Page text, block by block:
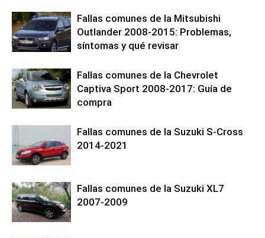
Fallas comunes de la Mitsubishi
Outlander 2008-2015: Problemas,
síntomas y qué revisar
Fallas comunes de la Chevrolet
Captiva Sport 2008-2017: Guía de
compra
Fallas comunes de la Suzuki S-Cross
2014-2021
Fallas comunes de la Suzuki XL7
2007-2009